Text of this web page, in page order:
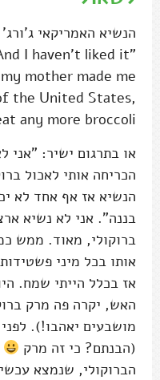
הנשיא האמריקאי
I haven't liked it
mother made me
the United States,
any more broccoli"
או בתרגום ישיר: "אני
הכריחה אותי לאכול
הנשיא אז אף אחד לא
בננה". אני לא נשיא
ברוקולי, מאוד. ממש
אותו בכל מיני
אז בכלל הייתי שמח.
האש, יקרה פה מרק
מושבעים יאהבו!).
(הבנתם? כי זה מרק
הברוקולי, שנמצא